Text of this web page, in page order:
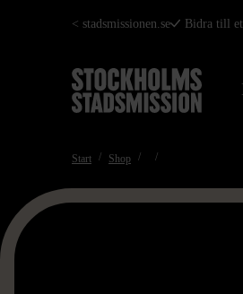
Hoppa
huvudinnehåll
< stadsmissionen.se Bidra till
Start Shop